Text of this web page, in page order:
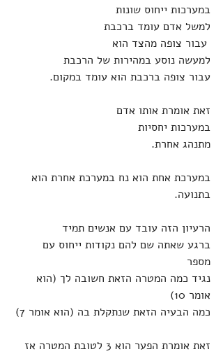
במערכות ייחוס שונות
למשל אדם עומד ברכבת
למעשה נוסע במהירות של הרכבת
עבור צופה ברכבת הוא עומד במקום.
זאת אומרת אותו אדם
במערכות יחסיות
מתנהג אחרת.
במערכת אחת הוא נח במערכת אחרת הוא
בתנועה.
הרעיון הזה עובד עם אנשים תמיד
ברגע שאתה שם להם נקודות ייחוס עם
מספר
נגיד כמה המטרה הזאת חשובה לך (הוא
אומר 10)
כמה הבעיה הזאת שנתקלת בה (הוא אומר 7)
זאת אומרת הפער הוא 3 לטובת המטרה אז